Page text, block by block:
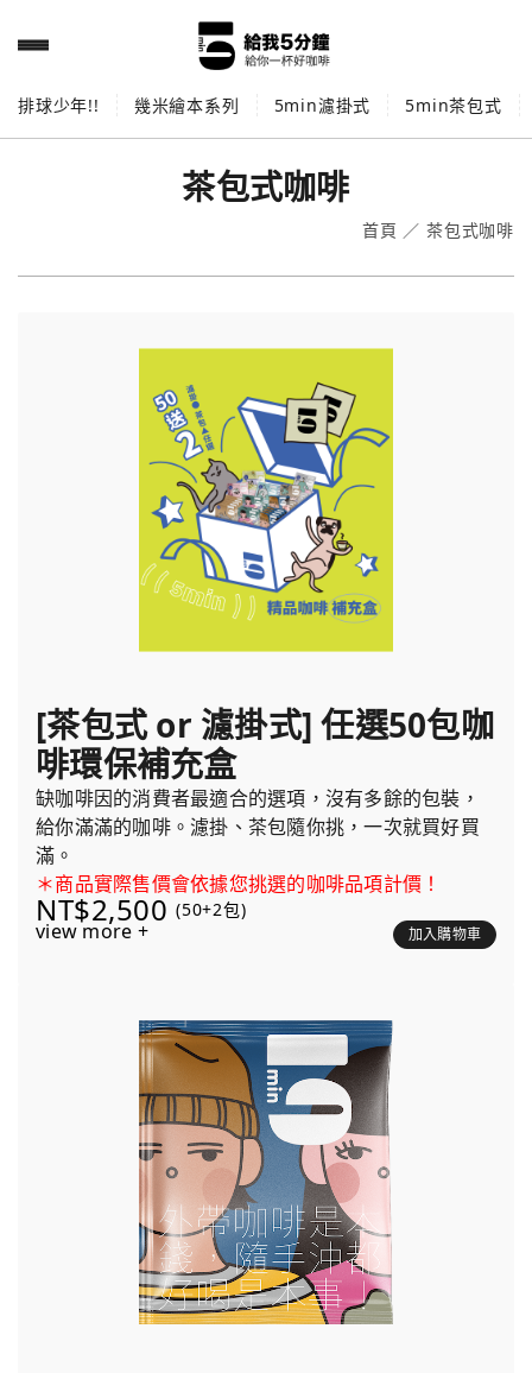
排球少年!! 幾米繪本系列 5min濾掛式 5min茶包式
茶包式咖啡
首頁 ／ 茶包式咖啡
[茶包式 or 濾掛式] 任選50包咖
啡環保補充盒
缺咖啡因的消費者最適合的選項，沒有多餘的包裝，
給你滿滿的咖啡。濾掛、茶包隨你挑，一次就買好買
滿。
＊商品實際售價會依據您挑選的咖啡品項計價！
NT$2,500 (50+2包)
view more + 加入購物車